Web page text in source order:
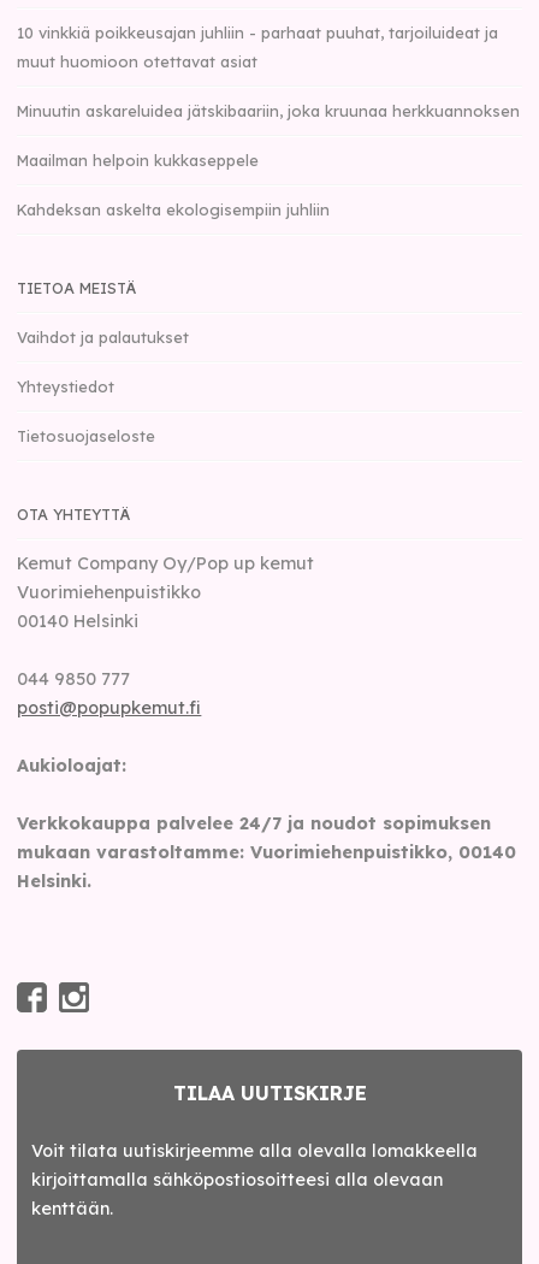
10 vinkkiä poikkeusajan juhliin - parhaat puuhat, tarjoiluideat ja
muut huomioon otettavat asiat
Minuutin askareluidea jätskibaariin, joka kruunaa herkkuannoksen
Maailman helpoin kukkaseppele
Kahdeksan askelta ekologisempiin juhliin
TIETOA MEISTÄ
Vaihdot ja palautukset
Yhteystiedot
Tietosuojaseloste
OTA YHTEYTTÄ
Kemut Company Oy/Pop up kemut
Vuorimiehenpuistikko
00140 Helsinki
044 9850 777
posti@popupkemut.fi
Aukioloajat:
Verkkokauppa palvelee 24/7 ja noudot sopimuksen
mukaan varastoltamme: Vuorimiehenpuistikko, 00140
Helsinki.
TILAA UUTISKIRJE
Voit tilata uutiskirjeemme alla olevalla lomakkeella
kirjoittamalla sähköpostiosoitteesi alla olevaan
kenttään.